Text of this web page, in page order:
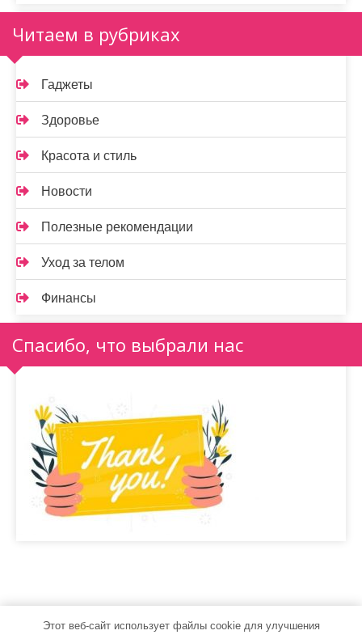
Читаем в рубриках
Гаджеты
Здоровье
Красота и стиль
Новости
Полезные рекомендации
Уход за телом
Финансы
Спасибо, что выбрали нас
sport-men.ru - Работает на WordPress
Этот веб-сайт использует файлы cookie для улучшения